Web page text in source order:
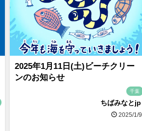
2025年1月11日(土)ビーチクリー
ンのお知らせ
千葉
ちばみなとjp
2025/1/9